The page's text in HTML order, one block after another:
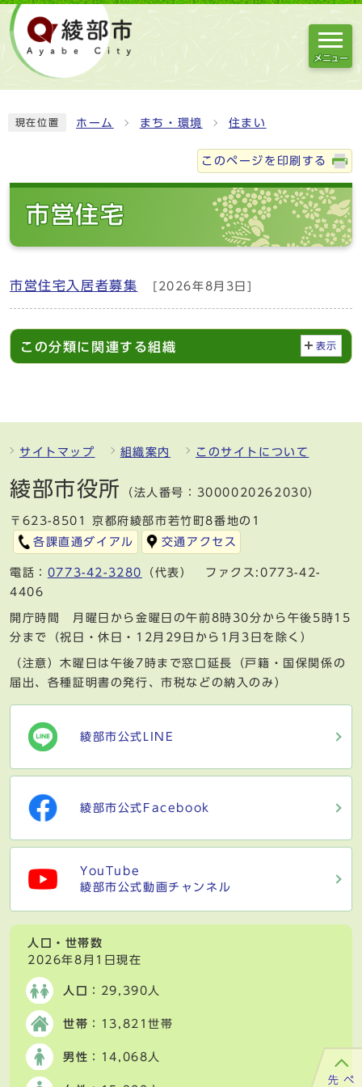
メニュー
現在位置 ホーム まち・環境 住まい
このページを印刷する
市営住宅
市営住宅入居者募集 [2026年8月3日]
この分類に関連する組織 表示
サイトマップ 組織案内 このサイトについて
綾部市役所 （法人番号：3000020262030）
〒623-8501 京都府綾部市若竹町8番地の1
各課直通ダイアル
交通アクセス
電話： 0773-42-3280
（代表） ファクス:0773-42-
4406
開庁時間 月曜日から金曜日の午前8時30分から午後5時15
分まで（祝日・休日・12月29日から1月3日を除く）
（注意）木曜日は午後7時まで窓口延長（戸籍・国保関係の
届出、各種証明書の発行、市税などの納入のみ）
綾部市公式LINE
綾部市公式Facebook
YouTube
綾部市公式動画チャンネル
人口・世帯数
2026年8月1日現在
人口 ：29,390人
世帯 ：13,821世帯
男性 ：14,068人